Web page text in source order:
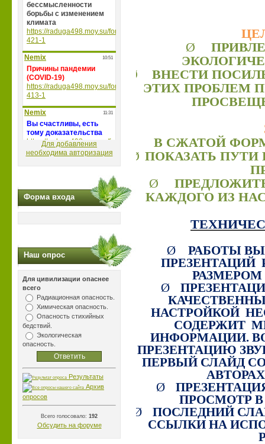
Для добавления
необходима авторизация
Форма входа
Наш опрос
Для цивилизации опаснее
всего
Радиационная опасность.
Химическая опасность.
Опасность стихийных
бедствий.
Экологическая
опасность.
Результаты
Архив
опросов
Всего голосовало: 192
Обсудить на форуме
Ø
Ø
ВНЕСТИ
ЭТИХ ПРОБЛЕМ
В СЖАТОЙ
Ø ПОКАЗАТЬ
Ø
КАЖДОГО ИЗ
Ø
РАБОТЫ
ПРЕЗЕНТАЦИЙ
РАЗМЕРОМ
Ø
НАСТРОЙКОЙ
СОДЕРЖИТ
ИНФОРМАЦИИ.
ПРЕЗЕНТАЦИЮ
ПЕРВЫЙ СЛАЙД
Ø
ПРОСМОТР
Ø
ПОСЛЕДНИЙ
ССЫЛКИ НА